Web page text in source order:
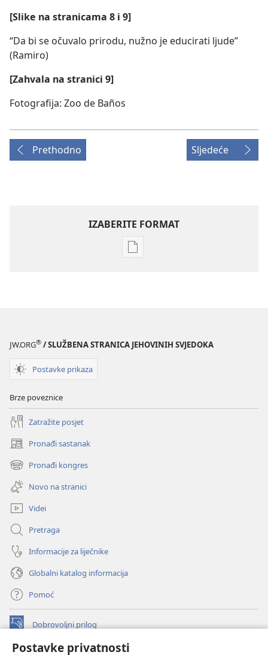
Postavke privatnosti
[Slike na stranicama 8 i 9]
“Da bi se očuvalo prirodu, nužno je educirati ljude”
(Ramiro)
[Zahvala na stranici 9]
Fotografija: Zoo de Baños
Prethodno Sljedeće
IZABERITE FORMAT
Postavke
2003.
JW.ORG® / SLUŽBENA STRANICA JEHOVINIH SVJEDOKA
Postavke prikaza
Brze poveznice
Zatražite posjet
Pronađi sastanak
(otvara
se
novi
prozor)
Pronađi kongres
(otvara
se
novi
prozor)
Novo na stranici
Videi
Pretraga
Informacije za liječnike
Globalni katalog informacija
Pomoć
Dobrovoljni prilog
(otvara
se
novi